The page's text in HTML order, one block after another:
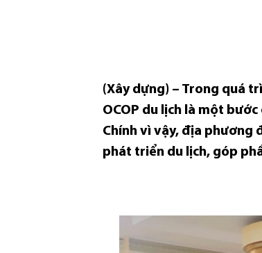
(Xây dựng) – Trong quá
OCOP du lịch là một
Chính vì vậy, địa phương
phát triển du lịch, góp